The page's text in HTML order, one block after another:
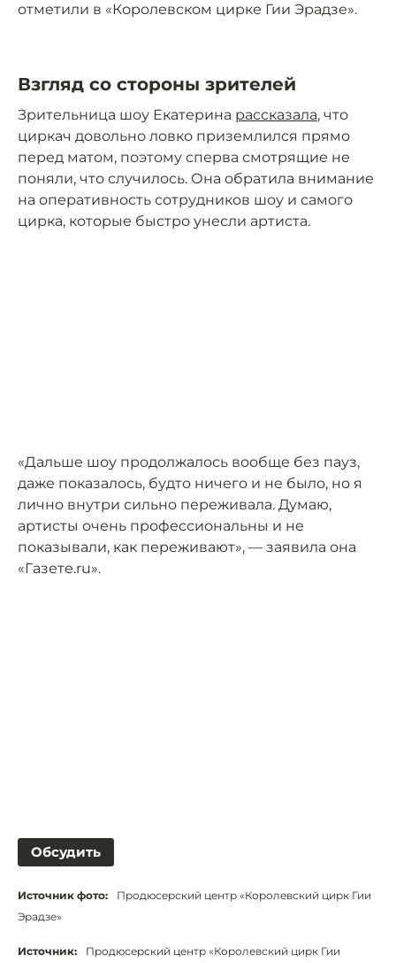
отметили в «Королевском цирке Гии Эрадзе».
Взгляд со стороны зрителей
Зрительница шоу Екатерина рассказала, что
циркач довольно ловко приземлился прямо
перед матом, поэтому сперва смотрящие не
поняли, что случилось. Она обратила внимание
на оперативность сотрудников шоу и самого
цирка, которые быстро унесли артиста.
«Дальше шоу продолжалось вообще без пауз,
даже показалось, будто ничего и не было, но я
лично внутри сильно переживала. Думаю,
артисты очень профессиональны и не
показывали, как переживают», — заявила она
«Газете.ru».
Обсудить
Источник фото:
Продюсерский центр «Королевский цирк Гии
Эрадзе»
Источник:
Продюсерский центр «Королевский цирк Гии